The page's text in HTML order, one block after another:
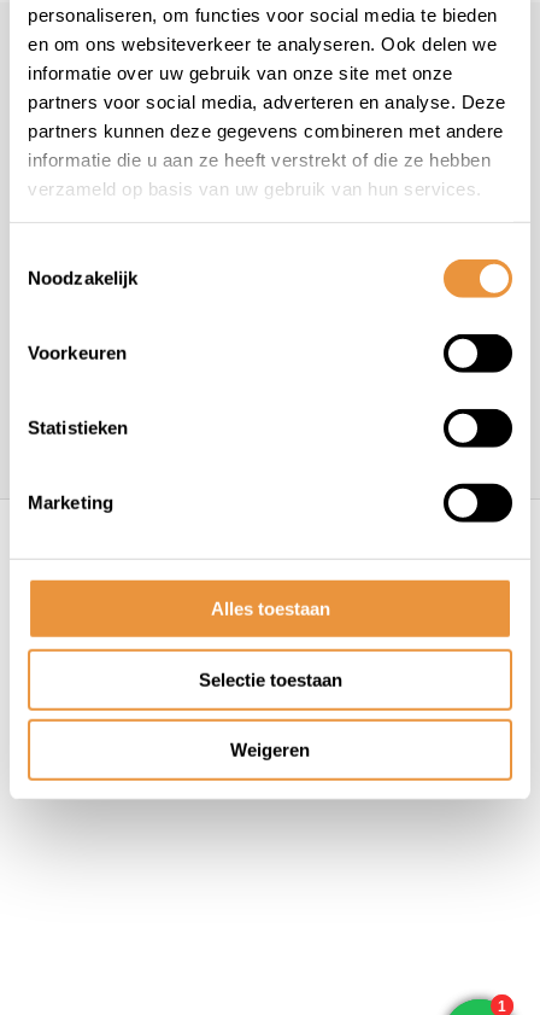
personaliseren, om functies voor social media te bieden
en om ons websiteverkeer te analyseren. Ook delen we
informatie over uw gebruik van onze site met onze
partners voor social media, adverteren en analyse. Deze
partners kunnen deze gegevens combineren met andere
informatie die u aan ze heeft verstrekt of die ze hebben
verzameld op basis van uw gebruik van hun services.
Noodzakelijk
Voorkeuren
Statistieken
Marketing
Alles toestaan
Selectie toestaan
Weigeren
Klantenservice geopend
Veelgestelde vragen
+31 78 780 2330
info@artsloten.nl
Algemene voorwaarden Disclaimer
Privacy
Policy
Sitemap